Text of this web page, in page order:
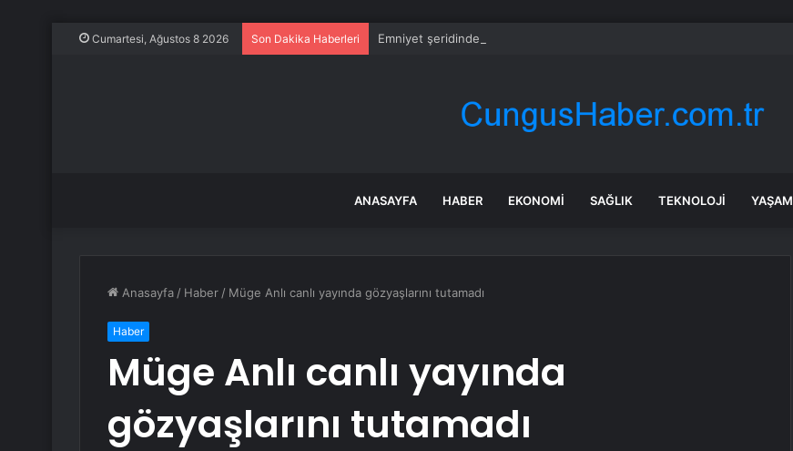
Cumartesi, Ağustos 8 2026 Son Dakika Haberleri Emniyet şeridinde feci ölüm: Servis şoförüne midibüs çarptı
ANASAYFA HABER EKONOMI SAĞLIK TEKNOLOJI YAŞAM
Anasayfa / Haber / Müge Anlı canlı yayında gözyaşlarını tutamadı
Haber
Müge Anlı canlı yayında
gözyaşlarını tutamadı